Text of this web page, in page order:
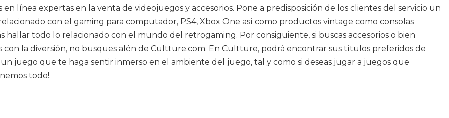
línea expertas en la venta de videojuegos y accesorios. Pone a predisposición de los clientes del servicio un
con el gaming para computador, PS4, Xbox One así como productos vintage como consolas
hallar todo lo relacionado con el mundo del retrogaming. Por consiguiente, si buscas accesorios o bien
la diversión, no busques alén de Cultture.com. En Cultture, podrá encontrar sus títulos preferidos de
juego que te haga sentir inmerso en el ambiente del juego, tal y como si deseas jugar a juegos que
todo!.